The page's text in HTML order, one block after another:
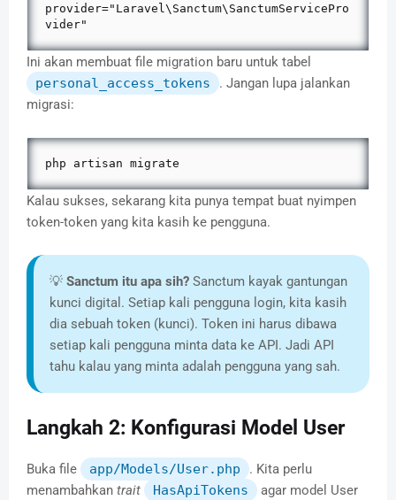
provider="Laravel\Sanctum\SanctumServicePro
vider"
Ini akan membuat file migration baru untuk tabel
personal_access_tokens
. Jangan lupa jalankan
migrasi:
php artisan migrate
Kalau sukses, sekarang kita punya tempat buat nyimpen
token-token yang kita kasih ke pengguna.
💡 Sanctum itu apa sih? Sanctum kayak gantungan
kunci digital. Setiap kali pengguna login, kita kasih
dia sebuah token (kunci). Token ini harus dibawa
setiap kali pengguna minta data ke API. Jadi API
tahu kalau yang minta adalah pengguna yang sah.
Langkah 2: Konfigurasi Model User
Buka file app/Models/User.php
. Kita perlu
menambahkan trait HasApiTokens
agar model User